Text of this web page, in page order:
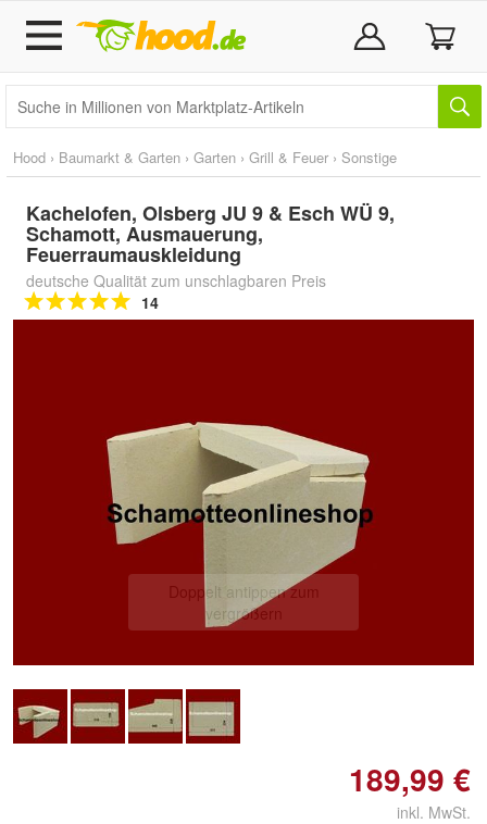
Hood › Baumarkt & Garten › Garten › Grill & Feuer › Sonstige
Kachelofen, Olsberg JU 9 & Esch WÜ 9,
Schamott, Ausmauerung,
Feuerraumauskleidung
deutsche Qualität zum unschlagbaren Preis
14
Doppelt antippen zum
vergrößern
189,99 €
inkl. MwSt.